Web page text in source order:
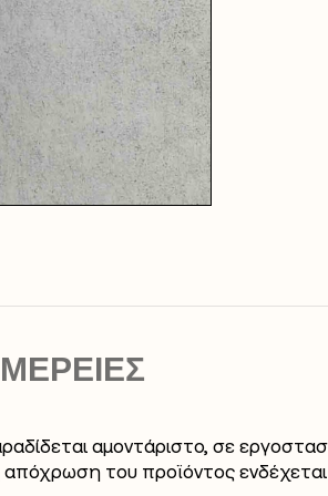
enlarge
αμοντάριστο, σε
του προϊόντος